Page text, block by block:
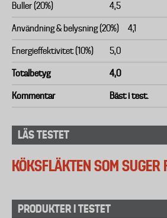
Buller (20%) 4,5
Användning & belysning (20%) 4,1
Energieffektivitet (10%) 5,0
Totalbetyg 4,0
Kommentar Bäst i test.
LÄS TESTET
KÖKSFLÄKTEN SOM SUGER
PRODUKTER I TESTET